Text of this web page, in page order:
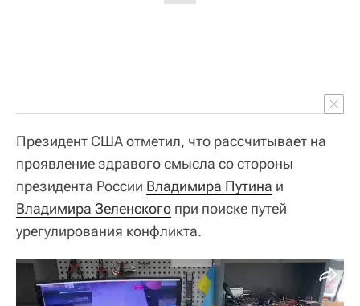
Президент США отметил, что рассчитывает на
проявление здравого смысла со стороны
президента России Владимира Путина и
Владимира Зеленского при поиске путей
урегулирования конфликта.